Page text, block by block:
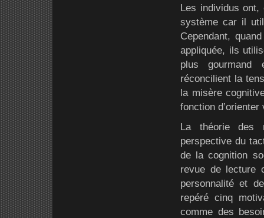
Les individus
système car il
Cependant,
appliquée, ils
plus gourmand
réconcilient la
la misère
fonction d’orienter
La théorie des
perspective du
de la cognition
revue de lecture
personnalité et
repéré cinq
comme des